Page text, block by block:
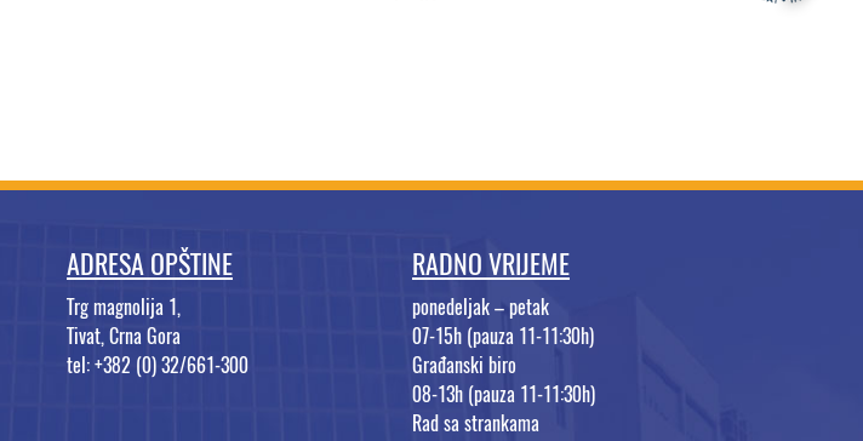
ADRESA OPŠTINE
Trg magnolija 1,
Tivat, Crna Gora
tel: +382 (0) 32/661-300
RADNO VRIJEME
ponedeljak – petak
07-15h (pauza 11-11:30h)
Građanski biro
08-13h (pauza 11-11:30h)
Rad sa strankama